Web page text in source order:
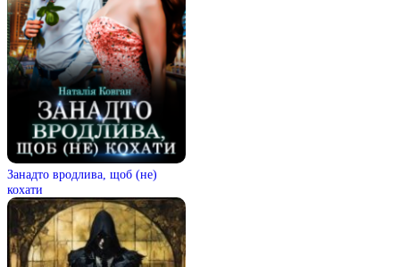
Занадто вродлива, щоб (не)
кохати